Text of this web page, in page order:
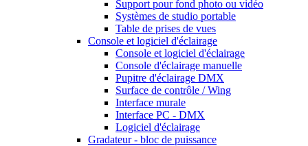
Support pour fond photo ou vidéo
Systèmes de studio portable
Table de prises de vues
Console et logiciel d'éclairage
Console et logiciel d'éclairage
Console d'éclairage manuelle
Pupitre d'éclairage DMX
Surface de contrôle / Wing
Interface murale
Interface PC - DMX
Logiciel d'éclairage
Gradateur - bloc de puissance